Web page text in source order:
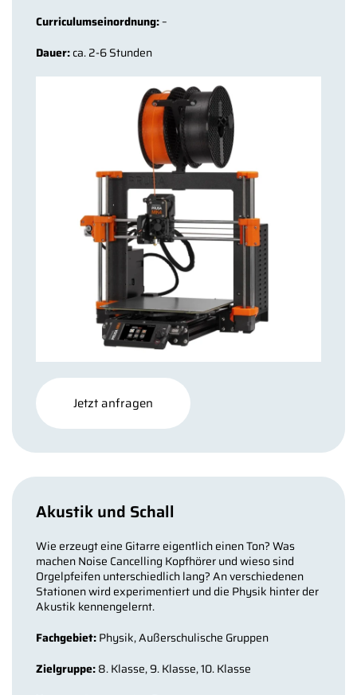
Curriculumseinordnung:–
Dauer:ca. 2-6 Stunden
Jetzt anfragen
Akustik und Schall
Wie erzeugt eine Gitarre eigentlich einen Ton? Was
machen Noise Cancelling Kopfhörer und wieso sind
Orgelpfeifen unterschiedlich lang? An verschiedenen
Stationen wird experimentiert und die Physik hinter der
Akustik kennengelernt.
Fachgebiet:Physik, Außerschulische Gruppen
Zielgruppe:8. Klasse, 9. Klasse, 10. Klasse